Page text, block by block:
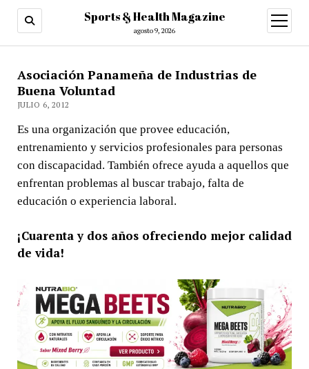
Sports & Health Magazine
agosto 9, 2026
abrir
menú
Asociación Panameña de Industrias de
Buena Voluntad
JULIO 6, 2012
Es una organización que provee educación,
entrenamiento y servicios profesionales para personas
con discapacidad. También ofrece ayuda a aquellos que
enfrentan problemas al buscar trabajo, falta de
educación o experiencia laboral.
¡Cuarenta y dos años ofreciendo mejor calidad
de vida!